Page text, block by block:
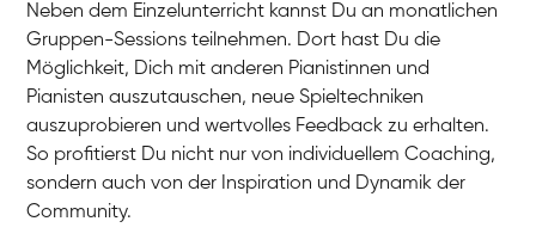
Neben dem Einzelunterricht kannst Du an monatlichen
Gruppen-Sessions teilnehmen. Dort hast Du die
Möglichkeit, Dich mit anderen Pianistinnen und
Pianisten auszutauschen, neue Spieltechniken
auszuprobieren und wertvolles Feedback zu erhalten.
So profitierst Du nicht nur von individuellem Coaching,
sondern auch von der Inspiration und Dynamik der
Community.